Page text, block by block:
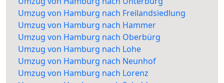
Umzug von Hamburg nach Freilandsiedlung
Umzug von Hamburg nach Hammer
Umzug von Hamburg nach Oberbürg
Umzug von Hamburg nach Lohe
Umzug von Hamburg nach Neunhof
Umzug von Hamburg nach Lorenz